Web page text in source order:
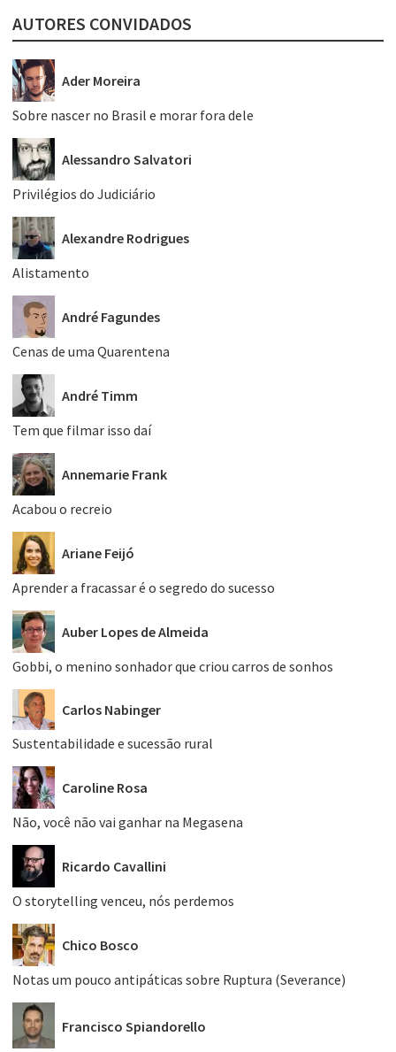
AUTORES CONVIDADOS
Ader Moreira
Sobre nascer no Brasil e morar fora dele
Alessandro Salvatori
Privilégios do Judiciário
Alexandre Rodrigues
Alistamento
André Fagundes
Cenas de uma Quarentena
André Timm
Tem que filmar isso daí
Annemarie Frank
Acabou o recreio
Ariane Feijó
Aprender a fracassar é o segredo do sucesso
Auber Lopes de Almeida
Gobbi, o menino sonhador que criou carros de sonhos
Carlos Nabinger
Sustentabilidade e sucessão rural
Caroline Rosa
Não, você não vai ganhar na Megasena
Ricardo Cavallini
O storytelling venceu, nós perdemos
Chico Bosco
Notas um pouco antipáticas sobre Ruptura (Severance)
Francisco Spiandorello